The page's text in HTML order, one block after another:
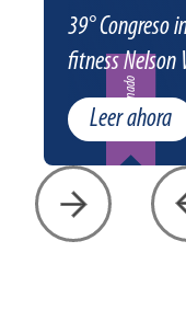
Patrocinado
39° Congreso
fitness Nelson
Leer ahora